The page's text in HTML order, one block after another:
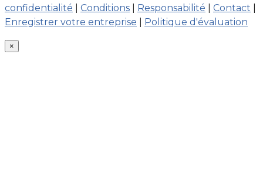
confidentialité
Conditions Responsabilité Contact
Enregistrer votre entreprise
Politique d'évaluation
×